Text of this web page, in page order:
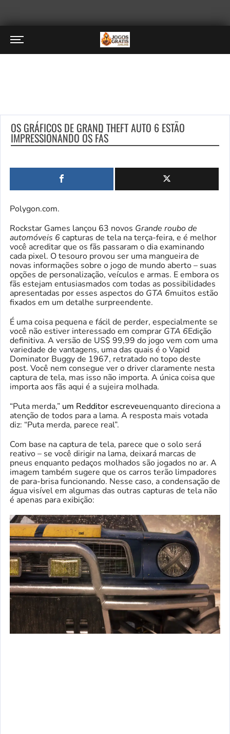
OS GRÁFICOS DE GRAND THEFT AUTO 6 ESTÃO
IMPRESSIONANDO OS FÃS
Polygon.com.
Rockstar Games lançou 63 novos Grande roubo de
automóveis 6capturas de tela na terça-feira, e é melhor
você acreditar que os fãs passaram o dia examinando
cada pixel. O tesouro provou ser uma mangueira de
novas informações sobre o jogo de mundo aberto – suas
opções de personalização, veículos e armas. E embora os
fãs estejam entusiasmados com todas as possibilidades
apresentadas por esses aspectos do GTA 6muitos estão
fixados em um detalhe surpreendente.
É uma coisa pequena e fácil de perder, especialmente se
você não estiver interessado em comprar GTA 6Edição
definitiva. A versão de US$ 99,99 do jogo vem com uma
variedade de vantagens, uma das quais é o Vapid
Dominator Buggy de 1967, retratado no topo deste
post. Você nem consegue ver o driver claramente nesta
captura de tela, mas isso não importa. A única coisa que
importa aos fãs aqui é a sujeira molhada.
“Puta merda,” um Redditor escreveuenquanto direciona a
atenção de todos para a lama. A resposta mais votada
diz: “Puta merda, parece real”.
Com base na captura de tela, parece que o solo será
reativo – se você dirigir na lama, deixará marcas de
pneus enquanto pedaços molhados são jogados no ar. A
imagem também sugere que os carros terão limpadores
de para-brisa funcionando. Nesse caso, a condensação de
água visível em algumas das outras capturas de tela não
é apenas para exibição: